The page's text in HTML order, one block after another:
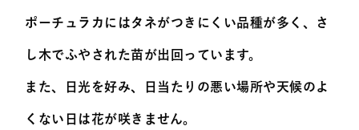
ポーチュラカにはタネがつきにくい品種が多く、さ
し木でふやされた苗が出回っています。
また、日光を好み、日当たりの悪い場所や天候のよ
くない日は花が咲きません。